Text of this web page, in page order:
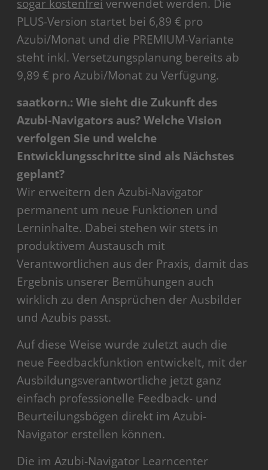
sogar kostenfrei verwendet werden. Die
PLUS-Version startet bei 6,89 € pro
Azubi/Monat und die PREMIUM-Variante
steht inkl. Versetzungsplanung bereits ab
9,89 € pro Azubi/Monat zu Verfügung.
saatkorn.: Wie sieht die Zukunft des
Azubi-Navigators aus? Welche Vision
verfolgen Sie und welche
Entwicklungsschritte sind als Nächstes
geplant?
Wir erweitern den Azubi-Navigator
permanent um neue Funktionen und
Lerninhalte. Dabei stehen wir stets in
produktivem Austausch mit
Verantwortlichen aus der Praxis, damit das
Ergebnis unserer Bemühungen auch
wirklich zu den Ansprüchen der Ausbilder
und Azubis passt.
Auf diese Weise wurde zuletzt auch die
neue Feedbackfunktion entwickelt, mit der
Ausbildungsverantwortliche jetzt ganz
einfach professionelle Feedback- und
Beurteilungsbögen direkt im Azubi-
Navigator erstellen können.
Die im Azubi-Navigator Learncenter